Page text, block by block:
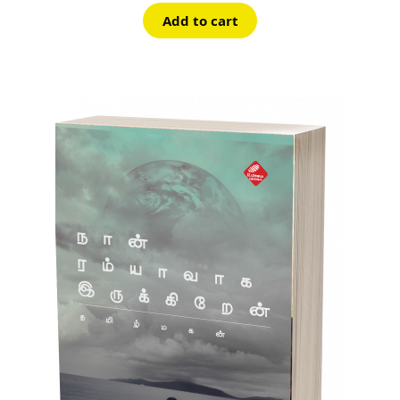
was:
₹170.00.
is:
Add to cart